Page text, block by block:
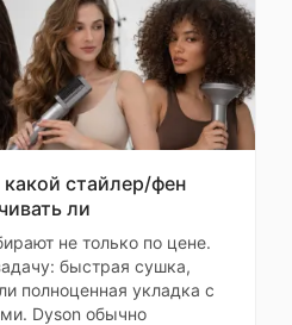
64 бита
3 нм
Конструкция
стайлер/фен
ли
не только по цене.
быстрая сушка,
полноценная укладка с
Dyson обычно